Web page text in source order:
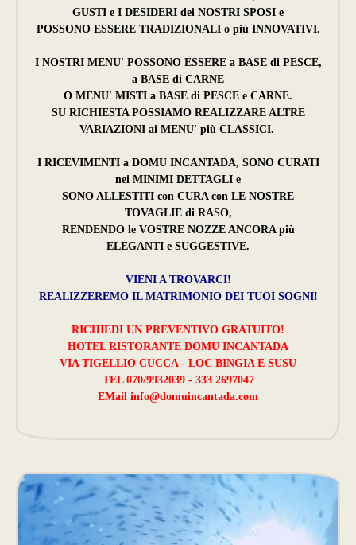
GUSTI e I DESIDERI dei NOSTRI SPOSI e
POSSONO ESSERE TRADIZIONALI o più INNOVATIVI.
I NOSTRI MENU' POSSONO ESSERE a BASE di PESCE,
a BASE di CARNE
O MENU' MISTI a BASE di PESCE e CARNE.
SU RICHIESTA POSSIAMO REALIZZARE ALTRE
VARIAZIONI ai MENU' più CLASSICI.
I RICEVIMENTI a DOMU INCANTADA, SONO CURATI
nei MINIMI DETTAGLI e
SONO ALLESTITI con CURA con LE NOSTRE
TOVAGLIE di RASO,
RENDENDO le VOSTRE NOZZE ANCORA più
ELEGANTI e SUGGESTIVE.
VIENI A TROVARCI!
REALIZZEREMO IL MATRIMONIO DEI TUOI SOGNI!
RICHIEDI UN PREVENTIVO GRATUITO!
HOTEL RISTORANTE DOMU INCANTADA
VIA TIGELLIO CUCCA - LOC BINGIA E SUSU
TEL 070/9932039 - 333 2697047
EMail info@domuincantada.com